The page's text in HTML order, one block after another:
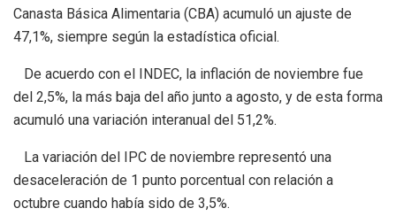
Canasta Básica Alimentaria (CBA) acumuló un ajuste de
47,1%, siempre según la estadística oficial.
De acuerdo con el INDEC, la inflación de noviembre fue
del 2,5%, la más baja del año junto a agosto, y de esta forma
acumuló una variación interanual del 51,2%.
La variación del IPC de noviembre representó una
desaceleración de 1 punto porcentual con relación a
octubre cuando había sido de 3,5%.